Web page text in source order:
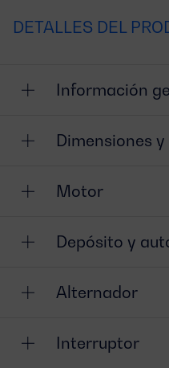
DETALLES DEL
Información
Dimensiones y
Motor
Depósito y
Alternador
Interruptor